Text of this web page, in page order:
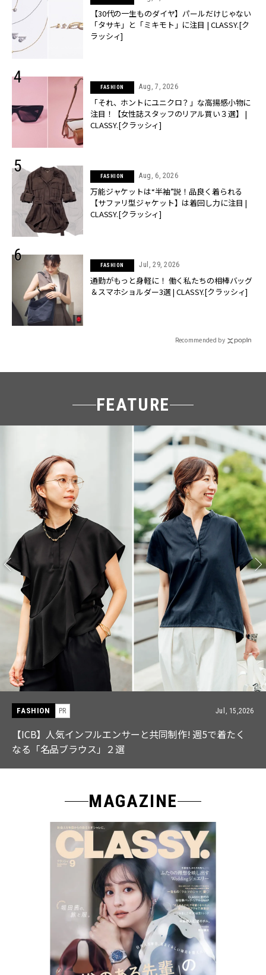
【30代の一生ものダイヤ】パールだけじゃない
「タサキ」と「ミキモト」に注目 | CLASSY.[ク
ラッシィ]
FASHION Aug, 7, 2026
「それ、ホントにユニクロ？」な高揚感小物に
注目！【女性誌スタッフのリアル買い３選】 |
CLASSY.[クラッシィ]
FASHION Aug, 6, 2026
万能ジャケットは“半袖”説！品良く着られる
【サファリ型ジャケット】は着回し力に注目 |
CLASSY.[クラッシィ]
FASHION Jul, 29, 2026
通勤がもっと身軽に！ 働く私たちの相棒バッグ
＆スマホショルダー3選 | CLASSY.[クラッシィ]
Recommended by
FEATURE
ンサーと共同制作! 週5で着たく
２選
FASHION
【中島健人さん登
MAGAZINE